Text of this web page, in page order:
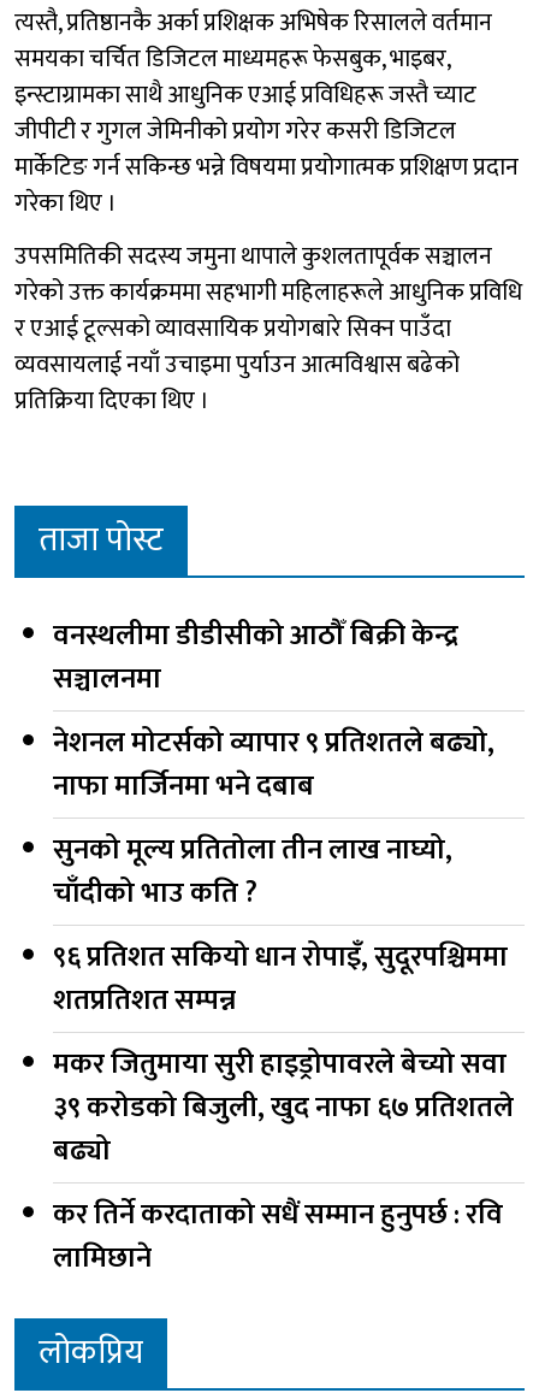
त्यस्तै, प्रतिष्ठानकै अर्का प्रशिक्षक अभिषेक रिसालले वर्तमान
समयका चर्चित डिजिटल माध्यमहरू फेसबुक, भाइबर,
इन्स्टाग्रामका साथै आधुनिक एआई प्रविधिहरू जस्तै च्याट
जीपीटी र गुगल जेमिनीको प्रयोग गरेर कसरी डिजिटल
मार्केटिङ गर्न सकिन्छ भन्ने विषयमा प्रयोगात्मक प्रशिक्षण प्रदान
गरेका थिए ।
उपसमितिकी सदस्य जमुना थापाले कुशलतापूर्वक सञ्चालन
गरेको उक्त कार्यक्रममा सहभागी महिलाहरूले आधुनिक प्रविधि
र एआई टूल्सको व्यावसायिक प्रयोगबारे सिक्न पाउँदा
व्यवसायलाई नयाँ उचाइमा पुर्याउन आत्मविश्वास बढेको
प्रतिक्रिया दिएका थिए ।
ताजा पोस्ट
वनस्थलीमा डीडीसीको आठौँ बिक्री केन्द्र
सञ्चालनमा
नेशनल मोटर्सको व्यापार ९ प्रतिशतले बढ्यो,
नाफा मार्जिनमा भने दबाब
सुनको मूल्य प्रतितोला तीन लाख नाघ्यो,
चाँदीको भाउ कति ?
९६ प्रतिशत सकियो धान रोपाइँ, सुदूरपश्चिममा
शतप्रतिशत सम्पन्न
मकर जितुमाया सुरी हाइड्रोपावरले बेच्यो सवा
३९ करोडको बिजुली, खुद नाफा ६७ प्रतिशतले
बढ्यो
कर तिर्ने करदाताको सधैं सम्मान हुनुपर्छ : रवि
लामिछाने
लोकप्रिय